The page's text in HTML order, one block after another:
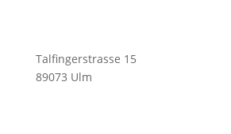
Talfingerstrasse 15
89073 Ulm